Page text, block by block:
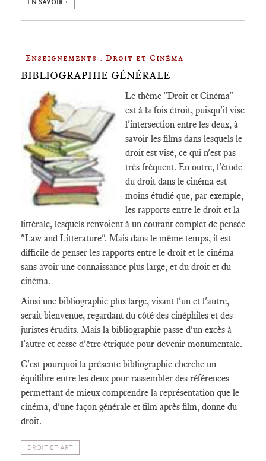
EN SAVOIR +
Enseignements : Droit et Cinéma
BIBLIOGRAPHIE GÉNÉRALE
Le thème "Droit et Cinéma"
est à la fois étroit, puisqu'il vise
l'intersection entre les deux, à
savoir les films dans lesquels le
droit est visé, ce qui n'est pas
très fréquent. En outre, l'étude
du droit dans le cinéma est
moins étudié que, par exemple,
les rapports entre le droit et la
littérale, lesquels renvoient à un courant complet de pensée
"Law and Litterature". Mais dans le même temps, il est
difficile de penser les rapports entre le droit et le cinéma
sans avoir une connaissance plus large, et du droit et du
cinéma.
Ainsi une bibliographie plus large, visant l'un et l'autre,
serait bienvenue, regardant du côté des cinéphiles et des
juristes érudits. Mais la bibliographie passe d'un excès à
l'autre et cesse d'être étriquée pour devenir monumentale.
C'est pourquoi la présente bibliographie cherche un
équilibre entre les deux pour rassembler des références
permettant de mieux comprendre la représentation que le
cinéma, d'une façon générale et film après film, donne du
droit.
DROIT ET ART